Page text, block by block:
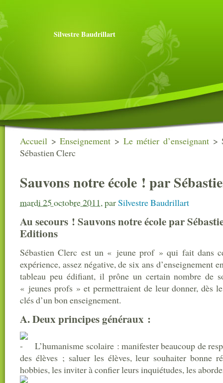
Silvestre Baudrillart
Accueil >Enseignement > Le métier d’enseignant >
Sébastien Clerc
Sauvons notre école ! par
mardi 25 octobre 2011,parSilvestre Baudrillart
Au secours ! Sauvons notre école par
Editions
Sébastien Clerc est un « jeune prof » qui fait dans
expérience, assez négative, de six ans d’enseignement
tableau peu édifiant, il prône un certain nombre de
« jeunes profs » et permettraient de leur donner, dès
clés d’un bon enseignement.
A. Deux principes généraux :
L’humanisme scolaire : manifester beaucoup de
des élèves ; saluer les élèves, leur souhaiter bonne
hobbies, les inviter à confier leurs inquiétudes, les